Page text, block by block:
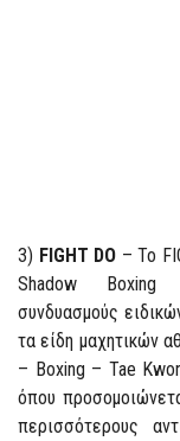
3) FIGHT DO – Το
Shadow Boxing
συνδυασμούς
τα είδη μαχητικών
– Boxing – Tae
όπου
περισσότερους